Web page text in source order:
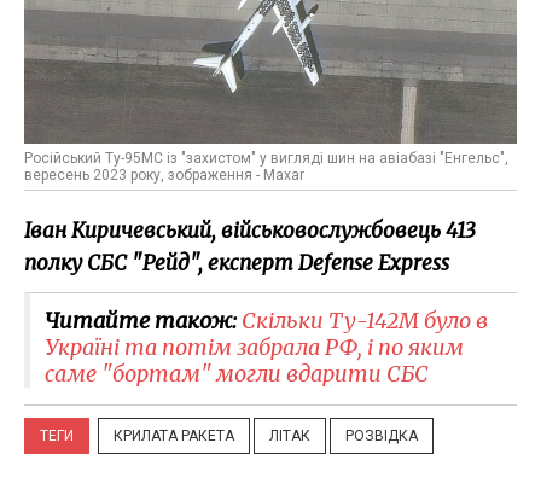
Російський Ту-95МС із "захистом" у вигляді шин на авіабазі "Енгельс",
вересень 2023 року, зображення - Maxar
Іван Киричевський, військовослужбовець 413
полку СБС "Рейд", експерт Defense Express
Читайте також:Скільки Ту-142М було в
Україні та потім забрала РФ, і по яким
саме "бортам" могли вдарити СБС
ТЕГИ КРИЛАТА РАКЕТА ЛІТАК РОЗВІДКА